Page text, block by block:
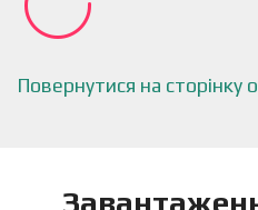
Повернутися на сторінку